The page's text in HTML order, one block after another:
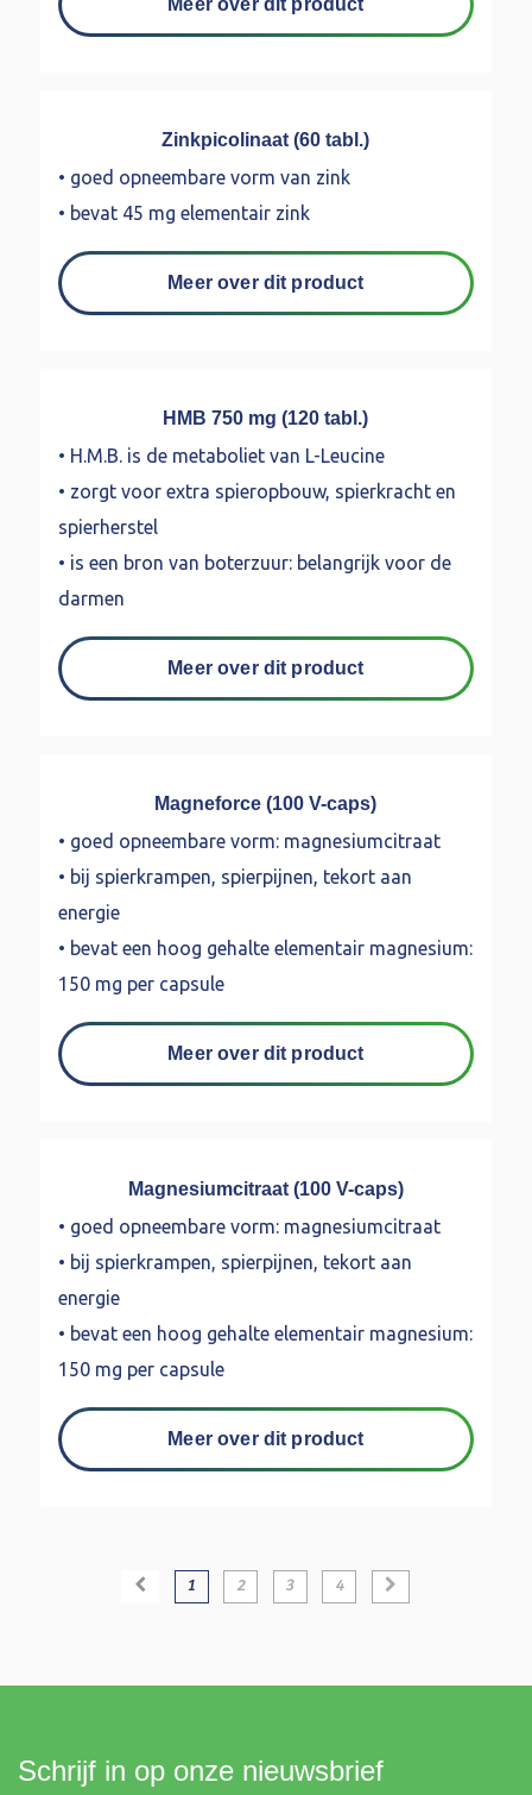
Zinkpicolinaat (60 tabl.)
• goed opneembare vorm van zink
• bevat 45 mg elementair zink
Meer over dit product
HMB 750 mg (120 tabl.)
• H.M.B. is de metaboliet van L-Leucine
• zorgt voor extra spieropbouw, spierkracht en
spierherstel
• is een bron van boterzuur: belangrijk voor de
darmen
Meer over dit product
Magneforce (100 V-caps)
• goed opneembare vorm: magnesiumcitraat
• bij spierkrampen, spierpijnen, tekort aan
energie
• bevat een hoog gehalte elementair magnesium:
150 mg per capsule
Meer over dit product
Magnesiumcitraat (100 V-caps)
• goed opneembare vorm: magnesiumcitraat
• bij spierkrampen, spierpijnen, tekort aan
energie
• bevat een hoog gehalte elementair magnesium:
150 mg per capsule
Meer over dit product
1 2 3 4
Schrijf in op onze nieuwsbrief